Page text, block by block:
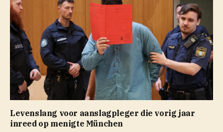
Levenslang voor aanslagpleger die vorig jaar
inreed op menigte München